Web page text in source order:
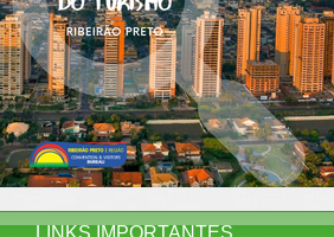
LINKS IMPORTANTES